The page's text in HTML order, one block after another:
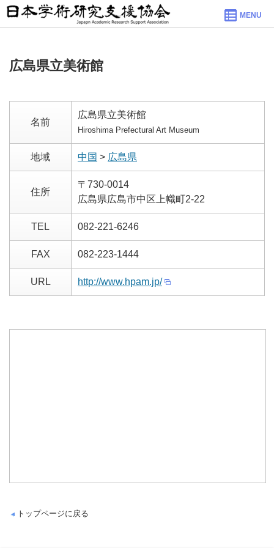
MENU
広島県立美術館
名前
広島県立美術館
Hiroshima Prefectural Art Museum
地域 中国 > 広島県
住所
〒730-0014
広島県広島市中区上幟町2-22
TEL 082-221-6246
FAX 082-223-1444
URL http://www.hpam.jp/
トップページに戻る